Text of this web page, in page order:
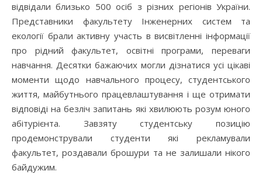
відвідали близько 500 осіб з різних регіонів України.
Представники факультету Інженерних систем та
екології брали активну участь в висвітленні інформації
про рідний факультет, освітні програми, переваги
навчання. Десятки бажаючих могли дізнатися усі цікаві
моменти щодо навчального процесу, студентського
життя, майбутнього працевлаштування і ще отримати
відповіді на безліч запитань які хвилюють розум юного
абітурієнта. Завзяту студентську позицію
продемонстрували студенти які рекламували
факультет, роздавали брошури та не залишали нікого
байдужим.